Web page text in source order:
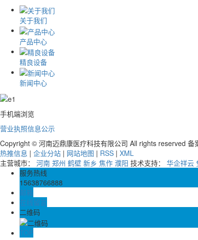
关于我们
产品中心
精良设备
新闻中心
手机端浏览
营业执照信息公示
Copyright © 河南迈鼎康医疗科技有限公司 All rights reserved 备
热推信息 | 企业分站 | 网站地图 | RSS | XML
主营城市： 河南 郑州 鹤壁 新乡 焦作 濮阳 技术支持： 华企祥云
服务热线
15638766888
邮箱
在线留言
二维码
TOP